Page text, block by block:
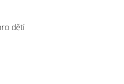
děti